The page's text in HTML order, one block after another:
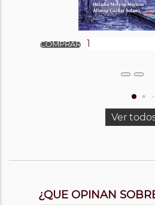
Ver
¿QUE OPINAN